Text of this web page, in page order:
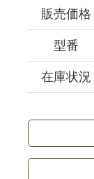
販売価格
型番
在庫状況